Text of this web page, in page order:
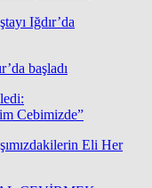
başladı
Eli Her